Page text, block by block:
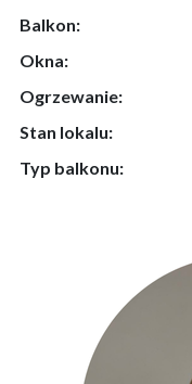
Balkon:
Okna:
Ogrzewanie:
Stan lokalu:
Typ balkonu: